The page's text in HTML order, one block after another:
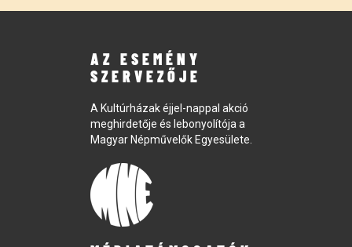
AZ ESEMÉNY
SZERVEZŐJE
A Kultúrházak éjjel-nappal akció
meghirdetője és lebonyolítója a
Magyar Népművelők Egyesülete.